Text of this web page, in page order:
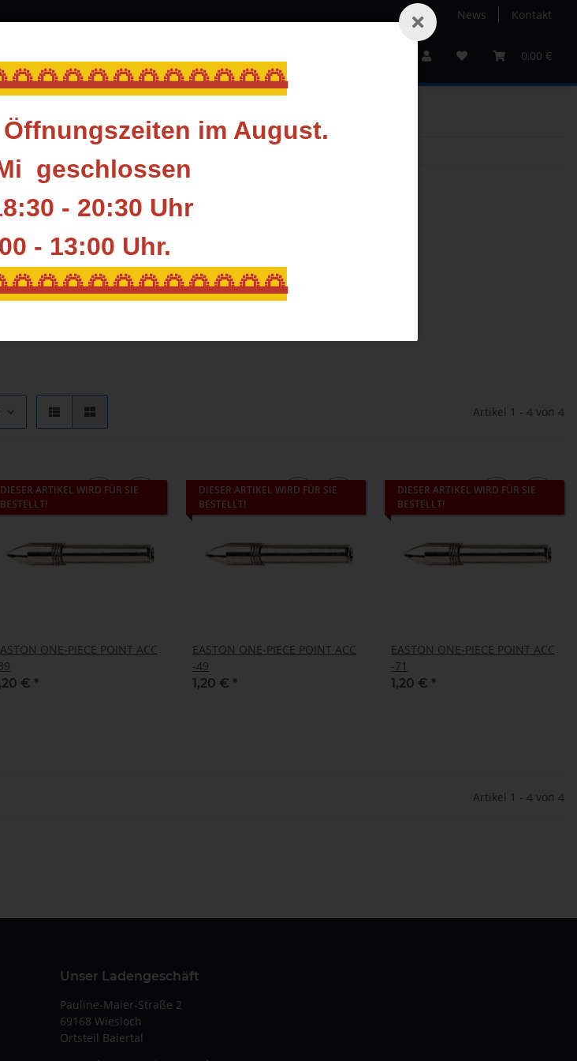
im August.
geschlossen
- 20:30 Uhr
- 13:00 Uhr.
News Kontakt
0,00 €
Gutscheine Hersteller
Artikel 1 - 4 von 4
DIESER ARTIKEL WIRD FÜR SIE
BESTELLT!
ONE-PIECE POINT ACC
€ *
DIESER ARTIKEL WIRD FÜR SIE
BESTELLT!
EASTON ONE-PIECE POINT ACC
-49
1,20 € *
DIESER ARTIKEL WIRD FÜR SIE
BESTELLT!
EASTON ONE-PIECE POINT ACC
-71
1,20 € *
Artikel 1 - 4 von 4
Unser Ladengeschäft
Pauline-Maier-Straße 2
69168 Wiesloch
Ortsteil Baiertal